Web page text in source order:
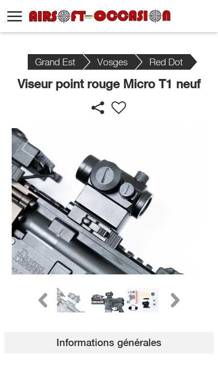
Grand Est Vosges Red Dot
Viseur point rouge Micro T1 neuf
Informations générales